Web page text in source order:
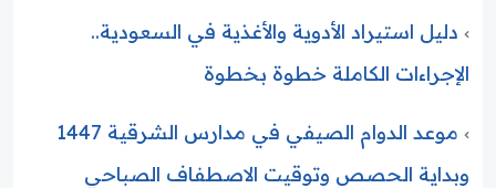
دليل استيراد الأدوية والأغذية في السعودية..
الإجراءات الكاملة خطوة بخطوة
موعد الدوام الصيفي في مدارس الشرقية 1447
وبداية الحصص وتوقيت الاصطفاف الصباحي